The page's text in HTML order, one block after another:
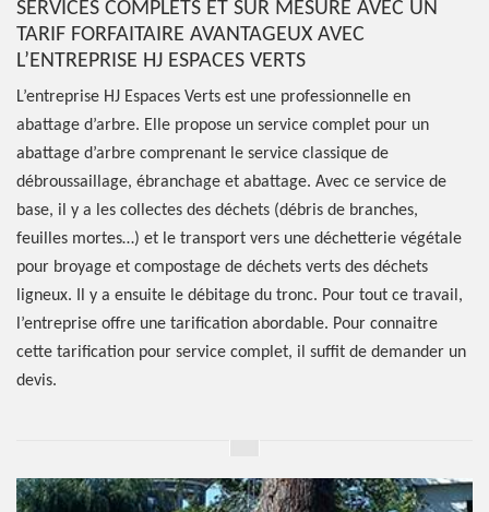
SERVICES COMPLETS ET SUR MESURE AVEC UN
TARIF FORFAITAIRE AVANTAGEUX AVEC
L’ENTREPRISE HJ ESPACES VERTS
L’entreprise HJ Espaces Verts est une professionnelle en
abattage d’arbre. Elle propose un service complet pour un
abattage d’arbre comprenant le service classique de
débroussaillage, ébranchage et abattage. Avec ce service de
base, il y a les collectes des déchets (débris de branches,
feuilles mortes…) et le transport vers une déchetterie végétale
pour broyage et compostage de déchets verts des déchets
ligneux. Il y a ensuite le débitage du tronc. Pour tout ce travail,
l’entreprise offre une tarification abordable. Pour connaitre
cette tarification pour service complet, il suffit de demander un
devis.